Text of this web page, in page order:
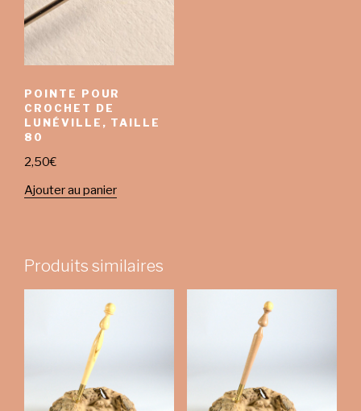
POINTE POUR
CROCHET DE
LUNÉVILLE, TAILLE
80
2,50€
Ajouter au panier
Produits similaires